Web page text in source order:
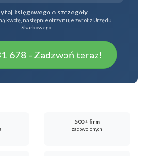
księgowego o szczegóły
kwotę, następnie otrzymuje zwrot z Urzędu
Skarbowego
678 - Zadzwoń teraz!
500+ firm
zadowolonych